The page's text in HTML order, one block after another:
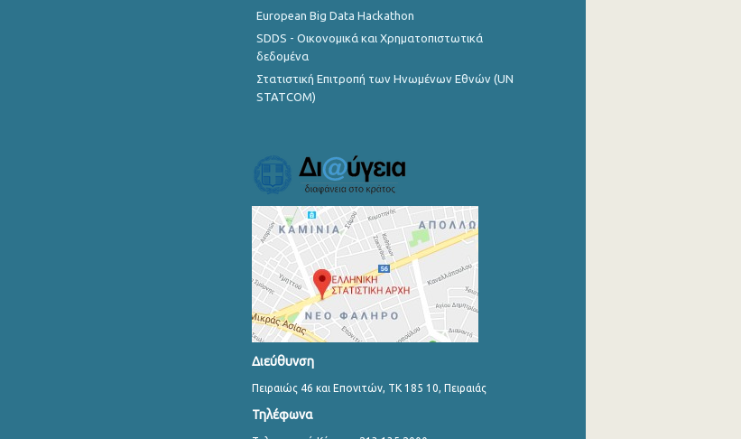
European Big Data Hackathon
SDDS - Οικονομικά και Χρηματοπιστωτικά
δεδομένα
Στατιστική Επιτροπή των Ηνωμένων Εθνών (UN
STATCOM)
Διεύθυνση
Πειραιώς 46 και Επονιτών, ΤΚ 185 10, Πειραιάς
Τηλέφωνα